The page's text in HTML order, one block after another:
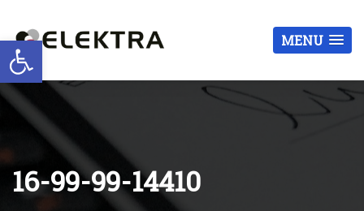
Otwórz pasek narzędzi MENU
16-99-99-14410